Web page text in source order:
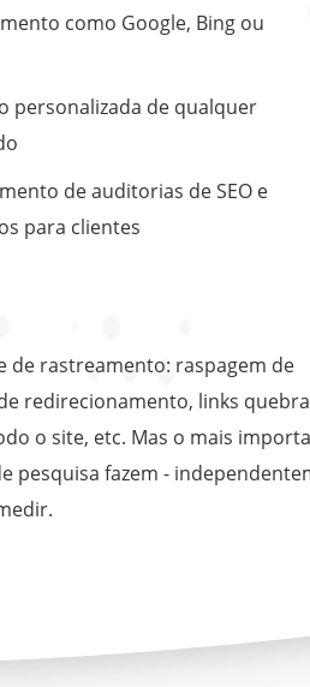
como Google, Bing ou
personalizada de qualquer
de auditorias de SEO e
para clientes
de rastreamento: raspagem de
redirecionamento, links
o site, etc. Mas o mais
pesquisa fazem -